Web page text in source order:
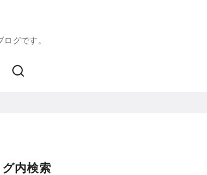
グです。
内検索